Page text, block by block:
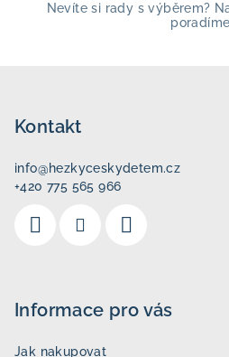
Nevíte si rady s výběrem?
Kontakt
info@hezkyceskydetem.cz
+420 775 565 966
Informace pro vás
Jak nakupovat